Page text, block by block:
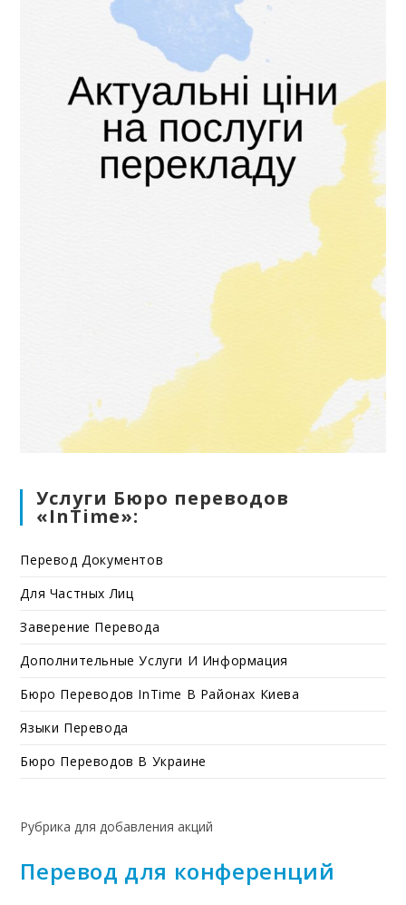
Услуги Бюро переводов
«InTime»:
Перевод Документов
Для Частных Лиц
Заверение Перевода
Дополнительные Услуги И Информация
Бюро Переводов InTime В Районах Киева
Языки Перевода
Бюро Переводов В Украине
Рубрика для добавления акций
Перевод для конференций